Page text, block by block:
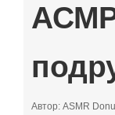
Автор: ASMR